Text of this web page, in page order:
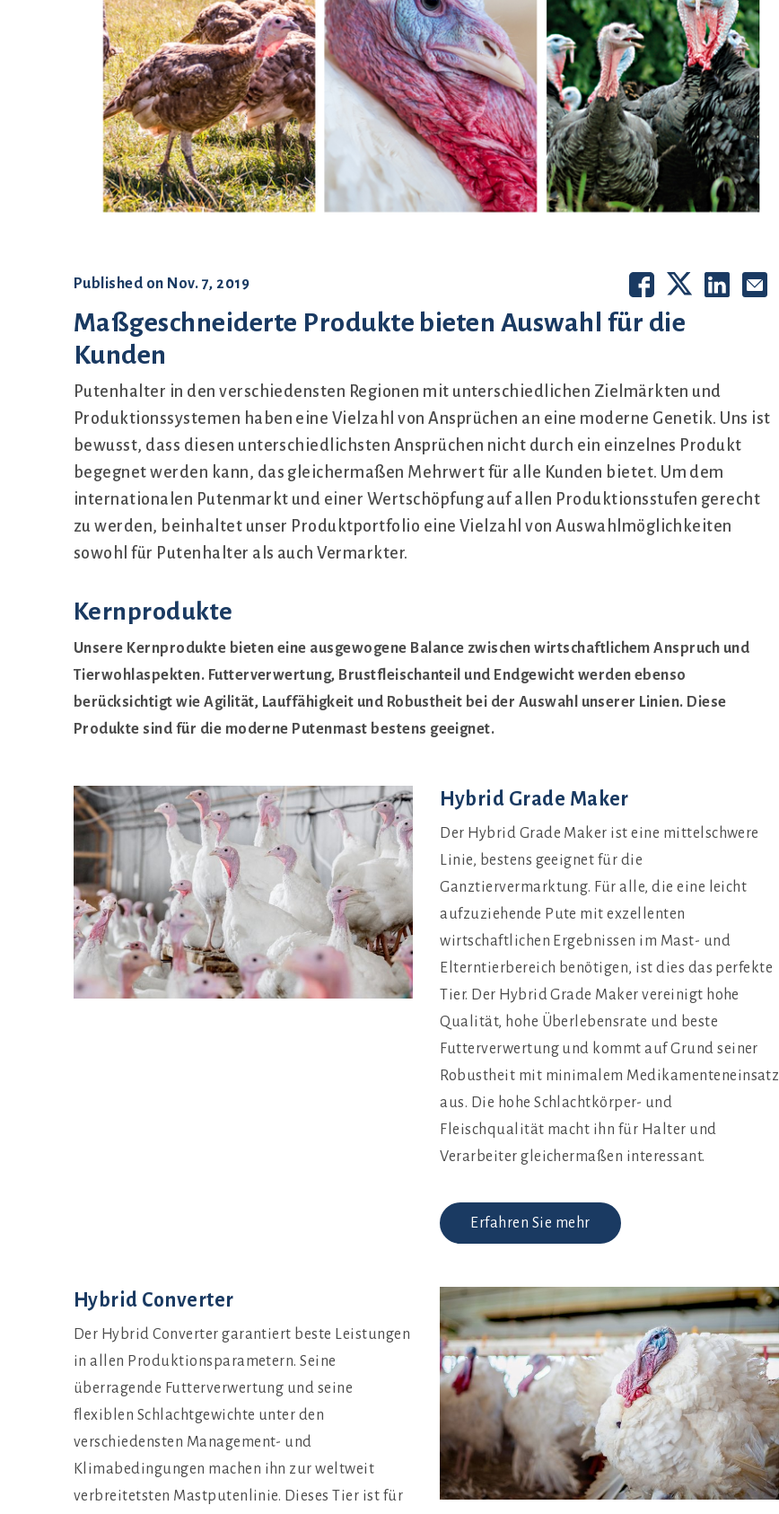
Set up
Published on Nov. 7, 2019
Maßgeschneiderte Produkte bieten Auswahl für die
Kunden
Putenhalter in den verschiedensten Regionen mit unterschiedlichen Zielmärkten und
Produktionssystemen haben eine Vielzahl von Ansprüchen an eine moderne Genetik. Uns ist
bewusst, dass diesen unterschiedlichsten Ansprüchen nicht durch ein einzelnes Produkt
begegnet werden kann, das gleichermaßen Mehrwert für alle Kunden bietet. Um dem
internationalen Putenmarkt und einer Wertschöpfung auf allen Produktionsstufen gerecht
zu werden, beinhaltet unser Produktportfolio eine Vielzahl von Auswahlmöglichkeiten
sowohl für Putenhalter als auch Vermarkter.
Kernprodukte
Unsere Kernprodukte bieten eine ausgewogene Balance zwischen wirtschaftlichem Anspruch und
Tierwohlaspekten. Futterverwertung, Brustfleischanteil und Endgewicht werden ebenso
berücksichtigt wie Agilität, Lauffähigkeit und Robustheit bei der Auswahl unserer Linien. Diese
Produkte sind für die moderne Putenmast bestens geeignet.
Hybrid Grade Maker
Der Hybrid Grade Maker ist eine mittelschwere
Linie, bestens geeignet für die
Ganztiervermarktung. Für alle, die eine leicht
aufzuziehende Pute mit exzellenten
wirtschaftlichen Ergebnissen im Mast- und
Elterntierbereich benötigen, ist dies das perfekte
Tier. Der Hybrid Grade Maker vereinigt hohe
Qualität, hohe Überlebensrate und beste
Futterverwertung und kommt auf Grund seiner
Robustheit mit minimalem Medikamenteneinsatz
aus. Die hohe Schlachtkörper- und
Fleischqualität macht ihn für Halter und
Verarbeiter gleichermaßen interessant.
Erfahren Sie mehr
Hybrid Converter
Der Hybrid Converter garantiert beste Leistungen
in allen Produktionsparametern. Seine
überragende Futterverwertung und seine
flexiblen Schlachtgewichte unter den
verschiedensten Management- und
Klimabedingungen machen ihn zur weltweit
verbreitetsten Mastputenlinie. Dieses Tier ist für